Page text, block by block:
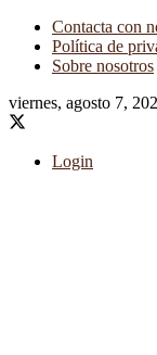
Contacta con
Política de
Sobre nosotros
viernes, agosto 7,
Login